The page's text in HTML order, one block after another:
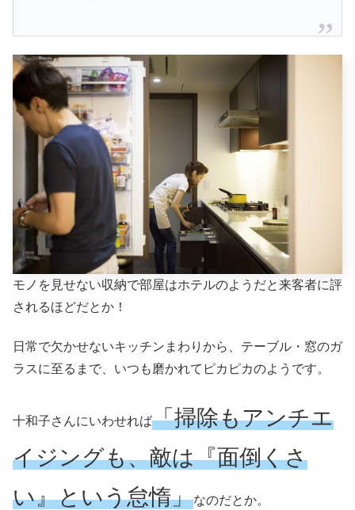
モノを見せない収納で部屋はホテルのようだと来客者に評
されるほどだとか！
日常で欠かせないキッチンまわりから、テーブル・窓のガ
ラスに至るまで、いつも磨かれてピカピカのようです。
十和子さんにいわせれば「掃除もアンチエ
イジングも、敵は『面倒くさ
い』という怠惰」なのだとか。